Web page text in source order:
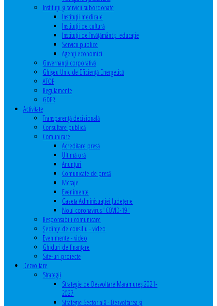
Instituţii şi servicii subordonate
Instituţii medicale
Instituţii de cultură
Instituţii de învăţământ şi educaţie
Servicii publice
Agenţi economici
Guvernanță corporativă
Ghişeu Unic de Eficienţă Energetică
ATOP
Regulamente
GDPR
Activitate
Transparenţă decizională
Consultare publică
Comunicare
Acreditare presă
Ultimă oră
Anunţuri
Comunicate de presă
Mesaje
Evenimente
Gazeta Administraţiei Judeţene
Noul coronavirus "COVID-19"
Responsabili comunicare
Şedinţe de consiliu - video
Evenimente - video
Ghiduri de finanţare
Site-uri proiecte
Dezvoltare
Strategii
Strategie de Dezvoltare Maramureș 2021-
2027
Strategie Sectorială - Dezvoltarea și